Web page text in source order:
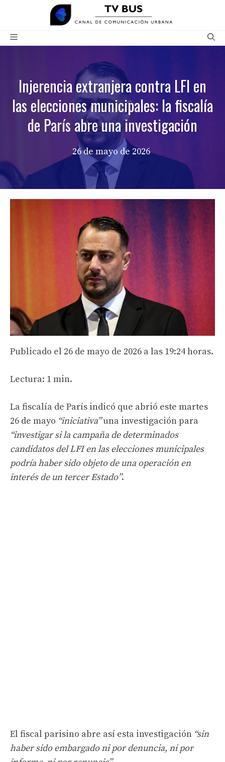
contenido
Menú
Injerencia extranjera contra LFI en
las elecciones municipales: la fiscalía
de París abre una investigación
26 de mayo de 2026
Publicado el 26 de mayo de 2026 a las 19:24 horas.
Lectura: 1 min.
La fiscalía de París indicó que abrió este martes
26 de mayo “iniciativa”una investigación para
“investigar si la campaña de determinados
candidatos del LFI en las elecciones municipales
podría haber sido objeto de una operación en
interés de un tercer Estado”.
El fiscal parisino abre así esta investigación “sin
haber sido embargado ni por denuncia, ni por